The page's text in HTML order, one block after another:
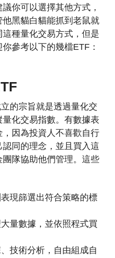
你可以選擇其他方式，
黑貓白貓能抓到老鼠就
種量化交易方式，但是
參考以下的幾檔ETF：
的宗旨就是透過量化交
化交易指數。有數據表
因為投資人不喜歡自行
同的理念，並且買入這
隊協助他們管理。這些
現篩選出符合策略的標
量數據，並依照程式買
技術分析，自由組成自